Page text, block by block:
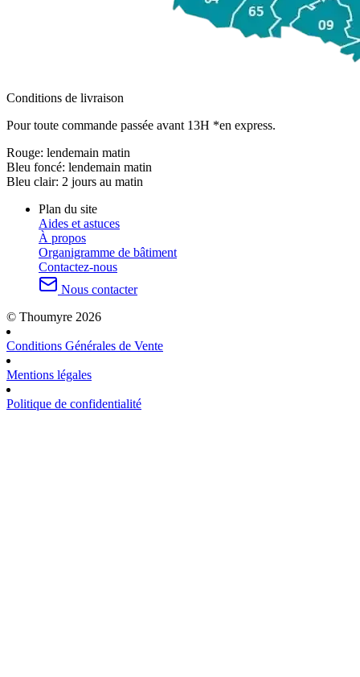
Conditions de livraison
Pour toute commande passée avant 13H *en express.
Rouge: lendemain matin
Bleu foncé: lendemain matin
Bleu clair: 2 jours au matin
Plan du site
Aides et astuces
À propos
Organigramme de bâtiment
Contactez-nous
Nous contacter
© Thoumyre 2026
Conditions Générales de Vente
Mentions légales
Politique de confidentialité